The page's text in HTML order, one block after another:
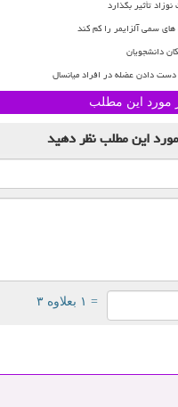
تأثیر بگذارد
دانشجویان
دادن عضله در افراد میانسال
مورد این مطلب
این مطلبنظر دهید
= ۱ بعلاوه ۳